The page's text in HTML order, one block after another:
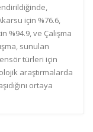
için %76.6,
%94.9, ve Çalışma
sunulan
türleri için
araştırmalarda
ortaya